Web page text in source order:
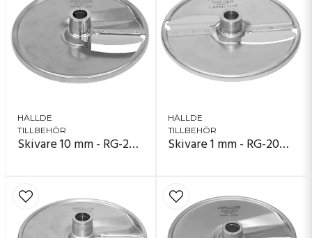
HÄLLDE
TILLBEHÖR
Skivare 10 mm - RG-200, RG-250, RG-250 diwash
HÄLLDE
TILLBEHÖR
Skivare 1 mm - RG-200, RG-250, RG-250 diwash